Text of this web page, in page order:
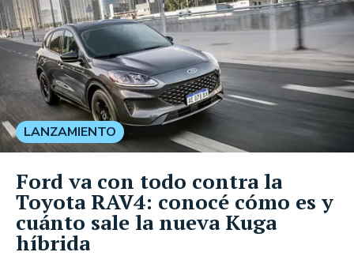
LANZAMIENTO
Ford va con todo contra la
Toyota RAV4: conocé cómo es y
cuánto sale la nueva Kuga
híbrida